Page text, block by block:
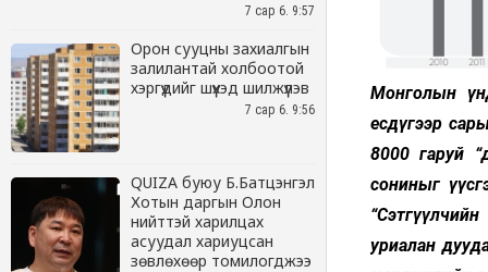
7 сар 6. 9:57
Орон сууцны захиалгын
залилантай холбоотой
хэргүүдийг шүүхэд шилжүүлэв
7 сар 6. 9:56
QUIZA буюу Б.Батцэнгэл
Хотын даргын Олон
нийттэй харилцах
асуудал хариуцсан
зөвлөхөөр томилогджээ